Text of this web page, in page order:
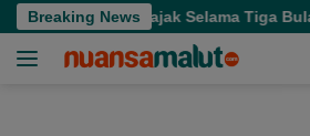
Langsung
ke
Breaking News
Denda Pajak Selama Tiga Bulan